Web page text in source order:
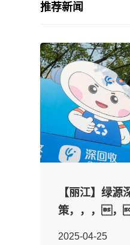
推荐新闻
【丽江】绿源
策，，，，
2025-04-25